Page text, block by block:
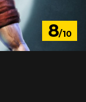
8/10